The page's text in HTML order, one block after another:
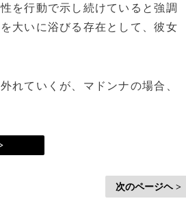
を行動で示し続けていると強調
大いに浴びる存在として、彼女
れていくが、マドンナの場合、
次のページヘ >